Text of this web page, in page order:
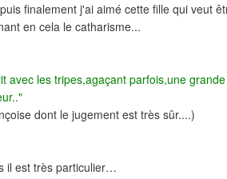
finalement j'ai aimé cette fille qui veut
en cela le catharisme...
avec les tripes,agaçant parfois,une
dont le jugement est très sûr....)
il est très particulier…